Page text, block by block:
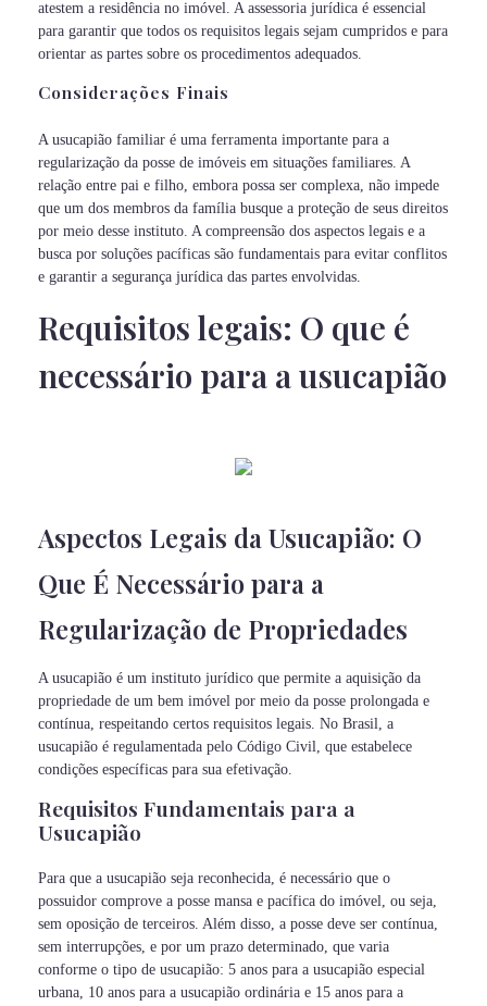
atestem a residência no imóvel. A assessoria jurídica é essencial
para garantir que todos os requisitos legais sejam cumpridos e para
orientar as partes sobre os procedimentos adequados.
Considerações Finais
A usucapião familiar é uma ferramenta importante para a
regularização da posse de imóveis em situações familiares. A
relação entre pai e filho, embora possa ser complexa, não impede
que um dos membros da família busque a proteção de seus direitos
por meio desse instituto. A compreensão dos aspectos legais e a
busca por soluções pacíficas são fundamentais para evitar conflitos
e garantir a segurança jurídica das partes envolvidas.
Requisitos legais: O que é
necessário para a usucapião
Aspectos Legais da Usucapião: O
Que É Necessário para a
Regularização de Propriedades
A usucapião é um instituto jurídico que permite a aquisição da
propriedade de um bem imóvel por meio da posse prolongada e
contínua, respeitando certos requisitos legais. No Brasil, a
usucapião é regulamentada pelo Código Civil, que estabelece
condições específicas para sua efetivação.
Requisitos Fundamentais para a
Usucapião
Para que a usucapião seja reconhecida, é necessário que o
possuidor comprove a posse mansa e pacífica do imóvel, ou seja,
sem oposição de terceiros. Além disso, a posse deve ser contínua,
sem interrupções, e por um prazo determinado, que varia
conforme o tipo de usucapião: 5 anos para a usucapião especial
urbana, 10 anos para a usucapião ordinária e 15 anos para a